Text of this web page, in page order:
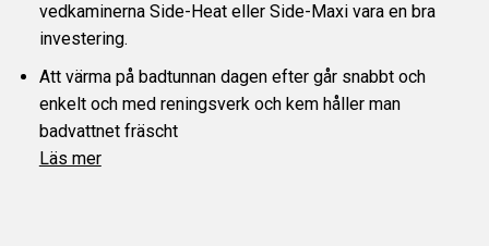
vedkaminerna Side-Heat eller Side-Maxi vara en bra
investering.
Att värma på badtunnan dagen efter går snabbt och
enkelt och med reningsverk och kem håller man
badvattnet fräscht
Läs mer